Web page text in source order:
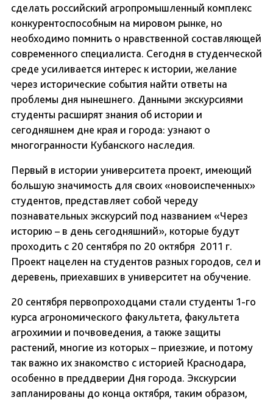
сделать российский агропромышленный комплекс
конкурентоспособным на мировом рынке, но
необходимо помнить о нравственной составляющей
современного специалиста. Сегодня в студенческой
среде усиливается интерес к истории, желание
через исторические события найти ответы на
проблемы дня нынешнего. Данными экскурсиями
студенты расширят знания об истории и
сегодняшнем дне края и города: узнают о
многогранности Кубанского наследия.
Первый в истории университета проект, имеющий
большую значимость для своих «новоиспеченных»
студентов, представляет собой череду
познавательных экскурсий под названием «Через
историю – в день сегодняшний», которые будут
проходить с 20 сентября по 20 октября 2011 г.
Проект нацелен на студентов разных городов, сел и
деревень, приехавших в университет на обучение.
20 сентября первопроходцами стали студенты 1-го
курса агрономического факультета, факультета
агрохимии и почвоведения, а также защиты
растений, многие из которых – приезжие, и потому
так важно их знакомство с историей Краснодара,
особенно в преддверии Дня города. Экскурсии
запланированы до конца октября, таким образом,